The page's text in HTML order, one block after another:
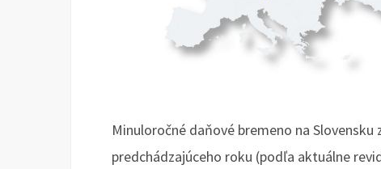
Minuloročné daňové bremeno na
predchádzajúceho roku (podľa aktuálne